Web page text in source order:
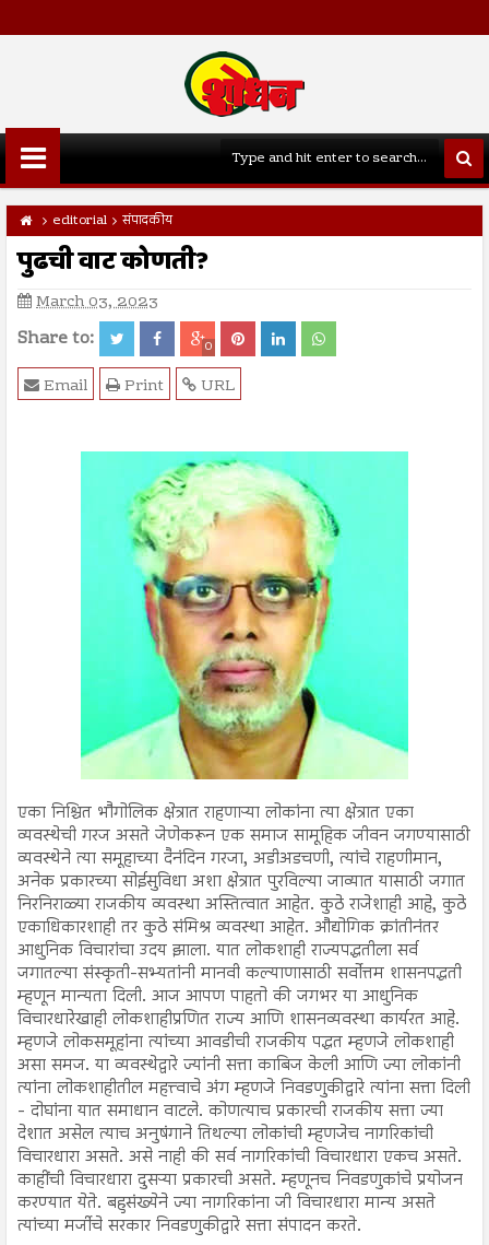
editorial संपादकीय
पुढची वाट कोणती?
March 03, 2023
Share to: 0
URL
Print
Email
एका निश्चित भौगोलिक क्षेत्रात राहणाऱ्या लोकांना त्या क्षेत्रात एका
व्यवस्थेची गरज असते जेणेकरून एक समाज सामूहिक जीवन जगण्यासाठी
व्यवस्थेने त्या समूहाच्या दैनंदिन गरजा, अडीअडचणी, त्यांचे राहणीमान,
अनेक प्रकारच्या सोईसुविधा अशा क्षेत्रात पुरविल्या जाव्यात यासाठी जगात
निरनिराळ्या राजकीय व्यवस्था अस्तित्वात आहेत. कुठे राजेशाही आहे, कुठे
एकाधिकारशाही तर कुठे संमिश्र व्यवस्था आहेत. औद्योगिक क्रांतीनंतर
आधुनिक विचारांचा उदय झाला. यात लोकशाही राज्यपद्धतीला सर्व
जगातल्या संस्कृती-सभ्यतांनी मानवी कल्याणासाठी सर्वोत्तम शासनपद्धती
म्हणून मान्यता दिली. आज आपण पाहतो की जगभर या आधुनिक
विचारधारेखाही लोकशाहीप्रणित राज्य आणि शासनव्यवस्था कार्यरत आहे.
म्हणजे लोकसमूहांना त्यांच्या आवडीची राजकीय पद्धत म्हणजे लोकशाही
असा समज. या व्यवस्थेद्वारे ज्यांनी सत्ता काबिज केली आणि ज्या लोकांनी
त्यांना लोकशाहीतील महत्त्वाचे अंग म्हणजे निवडणुकीद्वारे त्यांना सत्ता दिली
- दोघांना यात समाधान वाटले. कोणत्याच प्रकारची राजकीय सत्ता ज्या
देशात असेल त्याच अनुषंगाने तिथल्या लोकांची म्हणजेच नागरिकांची
विचारधारा असते. असे नाही की सर्व नागरिकांची विचारधारा एकच असते.
काहींची विचारधारा दुसऱ्या प्रकारची असते. म्हणूनच निवडणुकांचे प्रयोजन
करण्यात येते. बहुसंख्येने ज्या नागरिकांना जी विचारधारा मान्य असते
त्यांच्या मर्जीचे सरकार निवडणुकीद्वारे सत्ता संपादन करते.